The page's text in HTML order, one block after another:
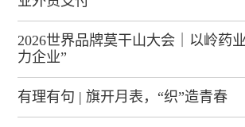
2026世界品牌莫干山大会｜以岭药
力企业”
有理有句 | 旗开月表，“织”造青春